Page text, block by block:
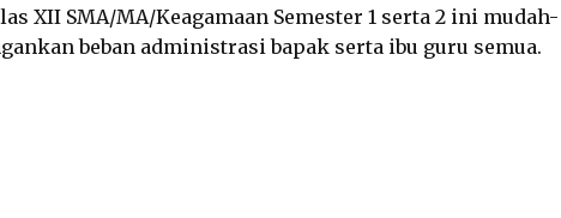
XII SMA/MA/Keagamaan Semester 1 serta 2 ini mudah-
beban administrasi bapak serta ibu guru semua.